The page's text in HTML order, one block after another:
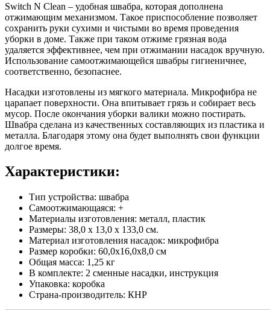
Switch N Clean – удобная швабра, которая дополнена
отжимающим механизмом. Такое приспособление позволяет
сохранить руки сухими и чистыми во время проведения
уборки в доме. Также при таком отжиме грязная вода
удаляется эффективнее, чем при отжимании насадок вручную.
Использование самоотжимающейся швабры гигиеничнее,
соответственно, безопаснее.
Насадки изготовлены из мягкого материала. Микрофибра не
царапает поверхности. Она впитывает грязь и собирает весь
мусор. После окончания уборки валики можно постирать.
Швабра сделана из качественных составляющих из пластика и
металла. Благодаря этому она будет выполнять свои функции
долгое время.
Характеристики:
Тип устройства: швабра
Самоотжимающаяся: +
Материалы изготовления: металл, пластик
Размеры: 38,0 x 13,0 x 133,0 см.
Материал изготовления насадок: микрофибра
Размер коробки: 60,0х16,0х8,0 см
Общая масса: 1,25 кг
В комплекте: 2 сменные насадки, инструкция
Упаковка: коробка
Страна-производитель: КНР